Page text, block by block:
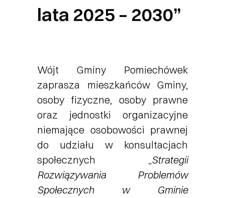
lata 2025 – 2030”
Wójt Gminy Pomiechówek
zaprasza mieszkańców Gminy,
osoby fizyczne, osoby prawne
oraz jednostki organizacyjne
niemające osobowości prawnej
do udziału w konsultacjach
społecznych „Strategii
Rozwiązywania Problemów
Społecznych w Gminie